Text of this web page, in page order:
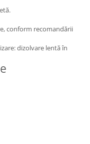
conform recomandării
dizolvare lentă în